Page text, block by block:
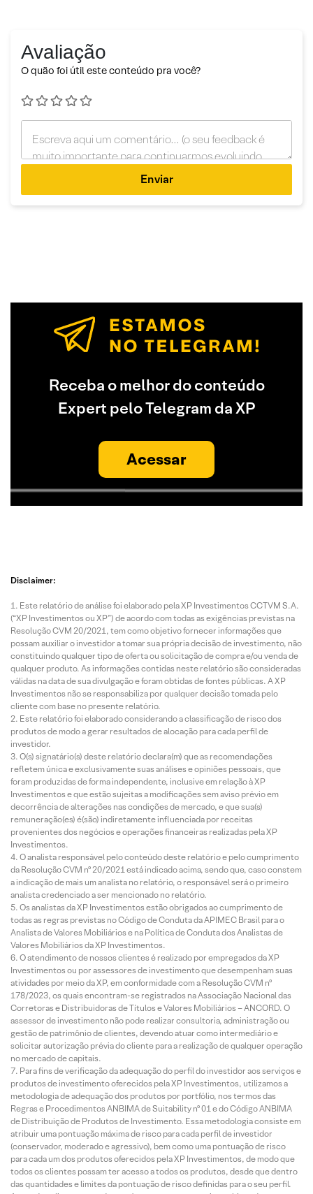
Avaliação
O quão foi útil este conteúdo pra você?
Enviar
Receba o melhor do conteúdo
Expert pelo Telegram da XP
Acessar
Disclaimer:
Este relatório de análise foi elaborado pela XP Investimentos CCTVM S.A.
(“XP Investimentos ou XP”) de acordo com todas as exigências previstas na
Resolução CVM 20/2021, tem como objetivo fornecer informações que
possam auxiliar o investidor a tomar sua própria decisão de investimento, não
constituindo qualquer tipo de oferta ou solicitação de compra e/ou venda de
qualquer produto. As informações contidas neste relatório são consideradas
válidas na data de sua divulgação e foram obtidas de fontes públicas. A XP
Investimentos não se responsabiliza por qualquer decisão tomada pelo
cliente com base no presente relatório.
Este relatório foi elaborado considerando a classificação de risco dos
produtos de modo a gerar resultados de alocação para cada perfil de
investidor.
O(s) signatário(s) deste relatório declara(m) que as recomendações
refletem única e exclusivamente suas análises e opiniões pessoais, que
foram produzidas de forma independente, inclusive em relação à XP
Investimentos e que estão sujeitas a modificações sem aviso prévio em
decorrência de alterações nas condições de mercado, e que sua(s)
remuneração(es) é(são) indiretamente influenciada por receitas
provenientes dos negócios e operações financeiras realizadas pela XP
Investimentos.
O analista responsável pelo conteúdo deste relatório e pelo cumprimento
da Resolução CVM nº 20/2021 está indicado acima, sendo que, caso constem
a indicação de mais um analista no relatório, o responsável será o primeiro
analista credenciado a ser mencionado no relatório.
Os analistas da XP Investimentos estão obrigados ao cumprimento de
todas as regras previstas no Código de Conduta da APIMEC Brasil para o
Analista de Valores Mobiliários e na Política de Conduta dos Analistas de
Valores Mobiliários da XP Investimentos.
O atendimento de nossos clientes é realizado por empregados da XP
Investimentos ou por assessores de investimento que desempenham suas
atividades por meio da XP, em conformidade com a Resolução CVM nº
178/2023, os quais encontram-se registrados na Associação Nacional das
Corretoras e Distribuidoras de Títulos e Valores Mobiliários – ANCORD. O
assessor de investimento não pode realizar consultoria, administração ou
gestão de patrimônio de clientes, devendo atuar como intermediário e
solicitar autorização prévia do cliente para a realização de qualquer operação
no mercado de capitais.
Para fins de verificação da adequação do perfil do investidor aos serviços e
produtos de investimento oferecidos pela XP Investimentos, utilizamos a
metodologia de adequação dos produtos por portfólio, nos termos das
Regras e Procedimentos ANBIMA de Suitability nº 01 e do Código ANBIMA
de Distribuição de Produtos de Investimento. Essa metodologia consiste em
atribuir uma pontuação máxima de risco para cada perfil de investidor
(conservador, moderado e agressivo), bem como uma pontuação de risco
para cada um dos produtos oferecidos pela XP Investimentos, de modo que
todos os clientes possam ter acesso a todos os produtos, desde que dentro
das quantidades e limites da pontuação de risco definidas para o seu perfil.